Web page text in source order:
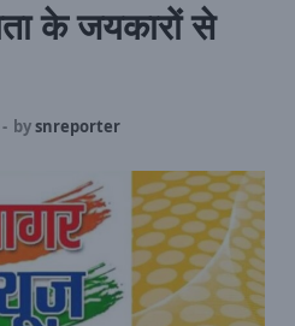
के जयकारों से
- bysnreporter